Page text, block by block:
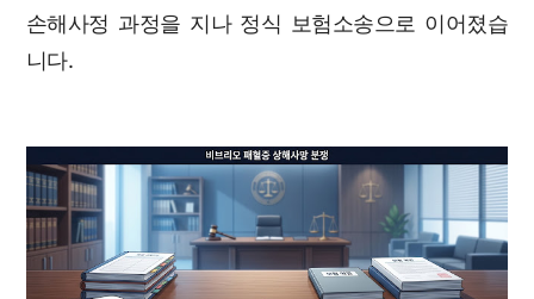
손해사정 과정을 지나 정식 보험소송으로 이어졌습
니다.